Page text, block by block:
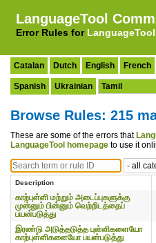
LanguageTool
Error Rules for LanguageTool
Catalan Dutch English French
Spanish Ukrainian
Browse Rules: 215
These are some of the errors that
LanguageTool homepage to use it
Description
காற்புள்ளி மற்றும் அடைப்புகளுக்கு
முன்னும் பின்னும் வெற்றிடத்தைப்
பயன்படுத்து
இரண்டு அடுத்தடுத்த புள்ளிகளையோ
காற்புள்ளிகளையோ பயன்படுத்து